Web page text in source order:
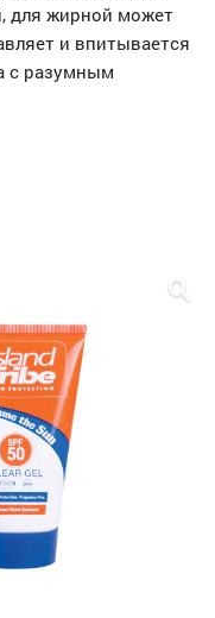
для жирной может
и впитывается
с разумным